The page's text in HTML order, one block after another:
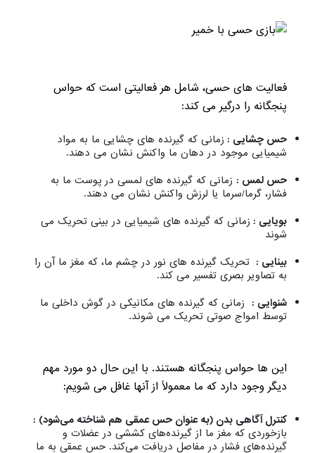
فعالیت های حسی، شامل هر فعالیتی است که حواس
پنجگانه را درگیر می کند:
حس چشایی : زمانی که گیرنده های چشایی ما به مواد
شیمیایی موجود در دهان ما واکنش نشان می دهند.
حس لمس :زمانی که گیرنده های لمسی در پوست ما به
فشار، گرما/سرما یا لرزش واکنش نشان می دهند.
بویایی : زمانی که گیرنده های شیمیایی در بینی تحریک می
شوند
بینایی : تحریک گیرنده های نور در چشم ما، که مغز ما آن را
به تصاویر بصری تفسیر می کند.
شنوایی :زمانی که گیرنده های مکانیکی در گوش داخلی ما
توسط امواج صوتی تحریک می شوند.
این ها حواس پنجگانه هستند. با این حال دو مورد مهم
دیگر وجود دارد که ما معمولاً از آنها غافل می شویم:
کنترل آگاهی بدن (به عنوان حس عمقی هم شناخته می‌شود) :
بازخوردی که مغز ما از گیرنده‌های کششی در عضلات و
گیرنده‌های فشار در مفاصل دریافت می‌کند. حس عمقی به ما